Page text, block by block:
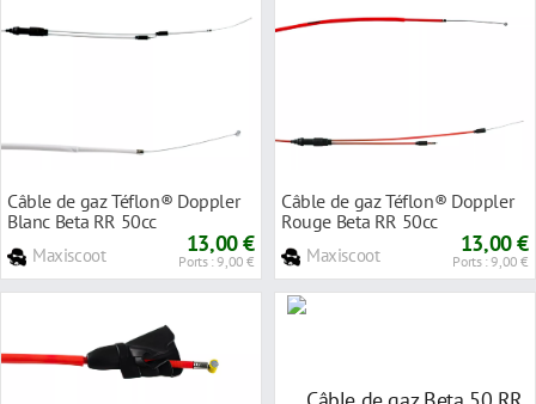
Câble de gaz Téflon® Doppler
Blanc Beta RR 50cc
Maxiscoot 13,00 €
Ports : 9,00 €
Câble de gaz Téflon® Doppler
Rouge Beta RR 50cc
Maxiscoot 13,00 €
Ports : 9,00 €